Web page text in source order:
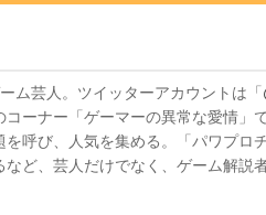
ム芸人。ツイッターアカウントは「
コーナー「ゲーマーの異常な愛情」
呼び、人気を集める。「パワプロ
など、芸人だけでなく、ゲーム解説